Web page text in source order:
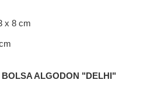
x 8 cm
BOLSA ALGODON "DELHI"